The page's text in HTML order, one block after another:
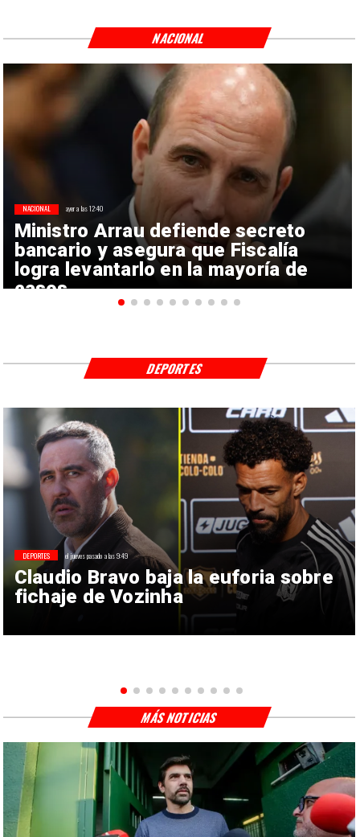
Ministro Arrau defiende secreto
bancario y asegura que Fiscalía
logra levantarlo en la mayoría de
casos
NACIONAL ayer a las 12:40
NACIONAL
Claudio Bravo baja la euforia sobre
fichaje de Vozinha
DEPORTES el jueves pasado a las 9:49
DEPORTES
MÁS NOTICIAS